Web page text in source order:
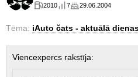
2010 7 29.06.2004
Tēma: iAuto čats - aktuālā
Viencexpercs rakstīja: